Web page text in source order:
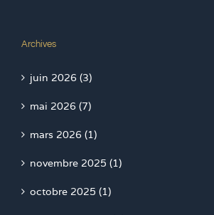
Archives
juin 2026 (3)
mai 2026 (7)
mars 2026 (1)
novembre 2025 (1)
octobre 2025 (1)